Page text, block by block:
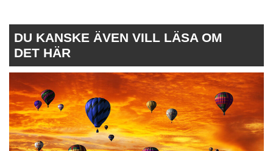
DU KANSKE ÄVEN VILL LÄSA OM
DET HÄR